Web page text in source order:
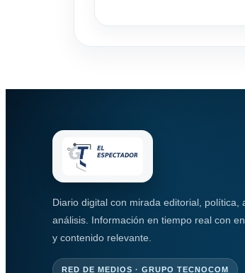
Diario digital con mirada editorial, política,
análisis. Información en tiempo real con
y contenido relevante.
RED DE MEDIOS · GRUPO TECNOCOM